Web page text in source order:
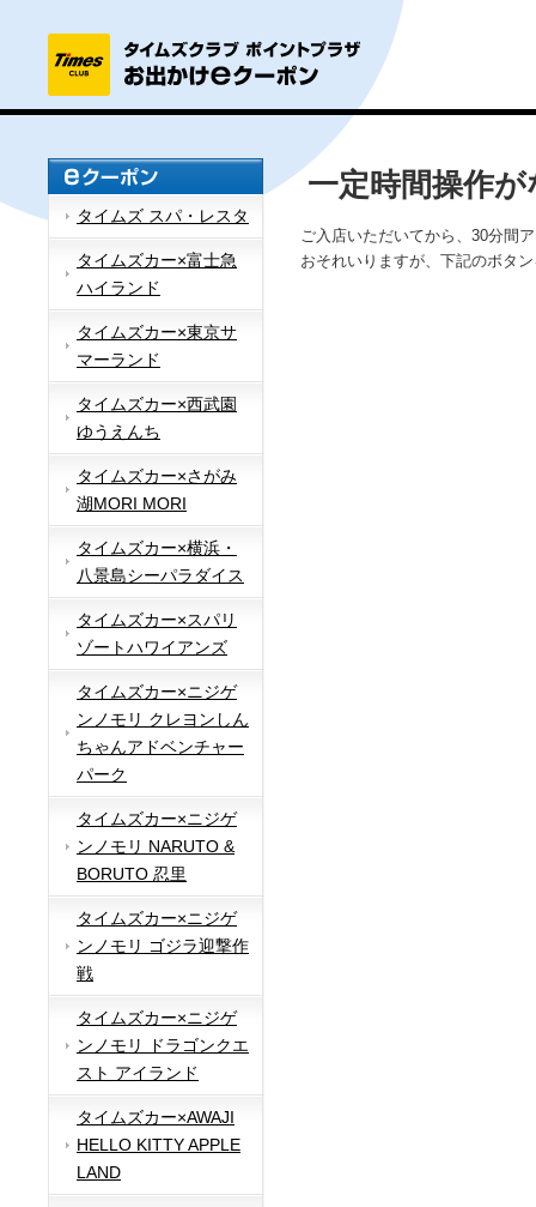
タイムズ スパ・レスタ
タイムズカー×富士急
ハイランド
タイムズカー×東京サ
マーランド
タイムズカー×西武園
ゆうえんち
タイムズカー×さがみ
湖MORI MORI
タイムズカー×横浜・
八景島シーパラダイス
タイムズカー×スパリ
ゾートハワイアンズ
タイムズカー×ニジゲ
ンノモリ クレヨンしん
ちゃんアドベンチャー
パーク
タイムズカー×ニジゲ
ンノモリ NARUTO &
BORUTO 忍里
タイムズカー×ニジゲ
ンノモリ ゴジラ迎撃作
戦
タイムズカー×ニジゲ
ンノモリ ドラゴンクエ
スト アイランド
タイムズカー×AWAJI
HELLO KITTY APPLE
LAND
一定時間操作
ご入店いただいてから、30分間
おそれいりますが、下記のボタ